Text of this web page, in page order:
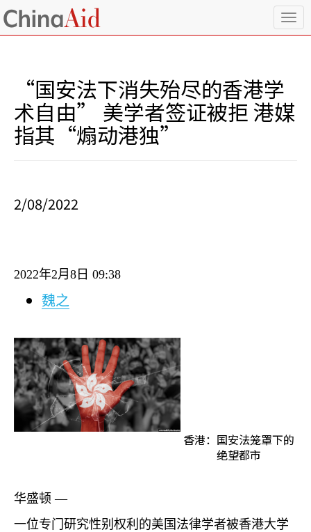
T
o
n
a
“国安法下消失殆尽的香港学
术自由” 美学者签证被拒 港媒
指其“煽动港独”
2/08/2022
2022年2月 8 日 09:38
魏之
香港：国安法笼罩下的
绝望都市
华盛顿 —
一位专门研究性别权利的美国法律学者被香港大学